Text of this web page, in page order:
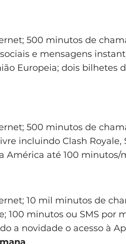
500 minutos de
sociais e mensagens
Europeia; dois bilhetes
500 minutos de
incluindo Clash
América até 100 minutos/
10 mil minutos de
100 minutos ou SMS por
a novidade o acesso à